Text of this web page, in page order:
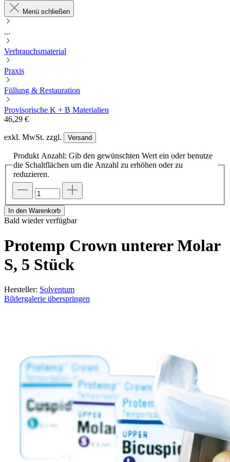
Menü schließen
...
Verbrauchsmaterial
Praxis
Füllung & Restauration
Provisorische K + B Materialien
46,29 €
exkl. MwSt. zzgl. Versand
Produkt Anzahl: Gib den gewünschten Wert ein oder benutze
die Schaltflächen um die Anzahl zu erhöhen oder zu
reduzieren.
In den Warenkorb
Bald wieder verfügbar
Protemp Crown unterer Molar
S, 5 Stück
Hersteller: Solventum
Bildergalerie überspringen